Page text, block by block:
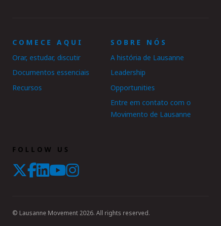
COMECE AQUI
Orar, estudar, discutir
Documentos essenciais
Recursos
SOBRE NÓS
A história de Lausanne
Leadership
Opportunities
Entre em contato com o
Movimento de Lausanne
FOLLOW US
© Lausanne Movement 2026. All rights reserved.